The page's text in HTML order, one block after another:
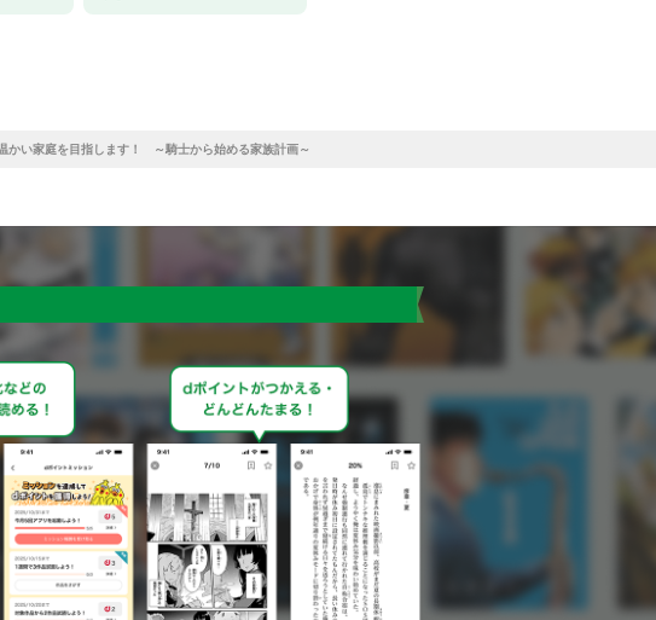
かい家庭を目指します！ ～騎士から始める家族計画～